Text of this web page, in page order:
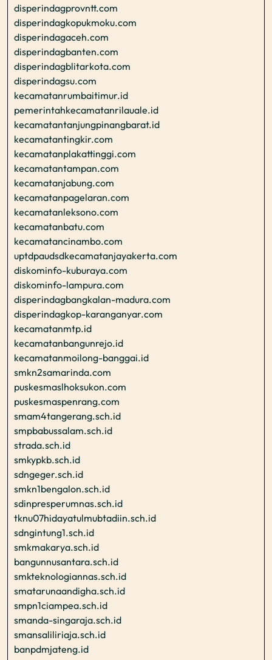
disperindagprovntt.com
disperindagkopukmoku.com
disperindagaceh.com
disperindagbanten.com
disperindagblitarkota.com
disperindagsu.com
kecamatanrumbaitimur.id
pemerintahkecamatanrilauale.id
kecamatantanjungpinangbarat.id
kecamatantingkir.com
kecamatanplakattinggi.com
kecamatantampan.com
kecamatanjabung.com
kecamatanpagelaran.com
kecamatanleksono.com
kecamatanbatu.com
kecamatancinambo.com
uptdpaudsdkecamatanjayakerta.com
diskominfo-kuburaya.com
diskominfo-lampura.com
disperindagbangkalan-madura.com
disperindagkop-karanganyar.com
kecamatanmtp.id
kecamatanbangunrejo.id
kecamatanmoilong-banggai.id
smkn2samarinda.com
puskesmaslhoksukon.com
puskesmaspenrang.com
smam4tangerang.sch.id
smpbabussalam.sch.id
strada.sch.id
smkypkb.sch.id
sdngeger.sch.id
smkn1bengalon.sch.id
sdinpresperumnas.sch.id
tknu07hidayatulmubtadiin.sch.id
sdngintung1.sch.id
smkmakarya.sch.id
bangunnusantara.sch.id
smkteknologiannas.sch.id
smatarunaandigha.sch.id
smpn1ciampea.sch.id
smanda-singaraja.sch.id
smansaliliriaja.sch.id
banpdmjateng.id